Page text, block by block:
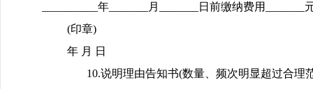
__________年_______月_______日前缴纳费用
(印章)
年 月 日
10.说明理由告知书(数量、频次明显超过合理